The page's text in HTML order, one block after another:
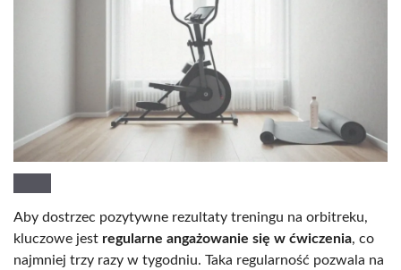
Aby dostrzec pozytywne rezultaty treningu na orbitreku,
kluczowe jest regularne angażowanie się w ćwiczenia, co
najmniej trzy razy w tygodniu. Taka regularność pozwala na